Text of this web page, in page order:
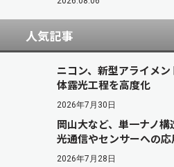
人気記事
ニコン、新型アライメ
体露光工程を高度化
2026年7月30日
岡山大など、単一ナノ
光通信やセンサーへの
2026年7月28日